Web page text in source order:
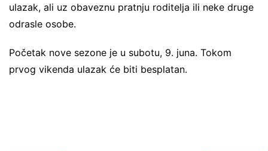
ulazak, ali uz obaveznu pratnju roditelja ili neke druge
odrasle osobe.
Početak nove sezone je u subotu, 9. juna. Tokom
prvog vikenda ulazak će biti besplatan.